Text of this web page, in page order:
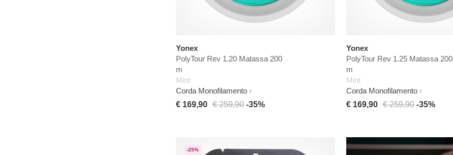
Yonex
PolyTour Rev 1.20 Matassa 200
m
Mint
Corda Monofilamento
€ 169,90 € 259,90 -35%
Yonex
PolyTour Rev 1.25 Matassa 200
m
Mint
Corda Monofilamento
€ 169,90 € 259,90 -35%
-25%